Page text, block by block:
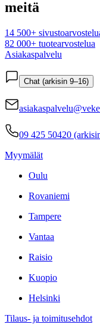
meitä
14 500+
82 000+ tuotearvostelua
Asiakaspalvelu
Chat (arkisin 9–16)
09 425 50420
Myymälät
Oulu
Rovaniemi
Tampere
Vantaa
Raisio
Kuopio
Helsinki
Tilaus- ja toimitusehdot